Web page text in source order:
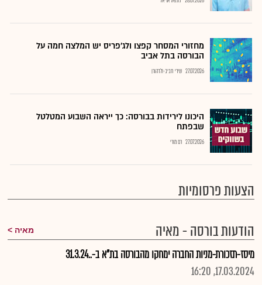
מחזורי המסחר קפצו ולג'פריס יש המלצה חמה על
הבורסה בתל אביב
27.07.2026 שירי חביב-ולדהורן
היכונו לירידות בבורסה: כך ייראה השבוע המטלטל
שבפתח
27.07.2026 רם מורי
הצעות פרסומיות
הודעות בורסה - מאיה
מאיה
מיסז-תזכורת-מניות החברה ימחקו מהבורסה בת"א ב-..31.3.24
17.03.2024, 16:20